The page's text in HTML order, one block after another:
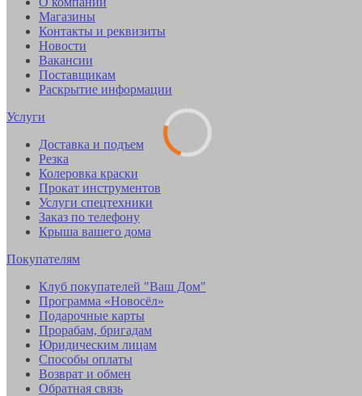
Магазины
Контакты и реквизиты
Новости
Вакансии
Поставщикам
Раскрытие информации
Услуги
Доставка и подъем
Резка
Колеровка краски
Прокат инструментов
Услуги спецтехники
Заказ по телефону
Крыша вашего дома
Покупателям
Клуб покупателей "Ваш Дом"
Программа «Новосёл»
Подарочные карты
Прорабам, бригадам
Юридическим лицам
Способы оплаты
Возврат и обмен
Обратная связь